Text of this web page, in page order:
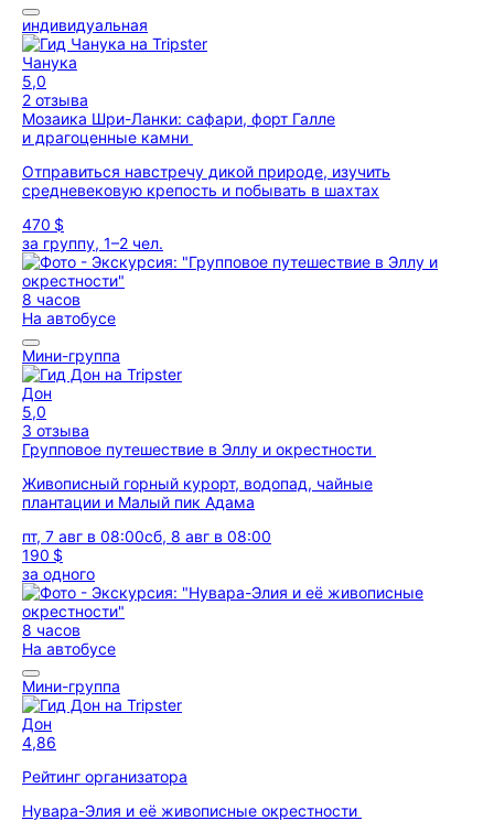
индивидуальная
Чанука
5,0
2 отзыва
Мозаика Шри-Ланки: сафари, форт Галле
и драгоценные камни
Отправиться навстречу дикой природе, изучить
средневековую крепость и побывать в шахтах
470 $
за группу, 1–2 чел.
8 часов
На автобусе
Мини-группа
Дон
5,0
3 отзыва
Групповое путешествие в Эллу и окрестности
Живописный горный курорт, водопад, чайные
плантации и Малый пик Адама
пт, 7 авг в 08:00сб, 8 авг в 08:00
190 $
за одного
8 часов
На автобусе
Мини-группа
Дон
4,86
Рейтинг организатора
Нувара-Элия и её живописные окрестности